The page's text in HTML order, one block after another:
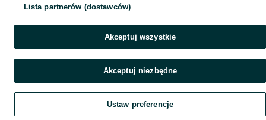
Szukaj Obserwujesz Dodaj Czat Konto
Lista partnerów (dostawców)
Akceptuj wszystkie
Akceptuj niezbędne
Ustaw preferencje